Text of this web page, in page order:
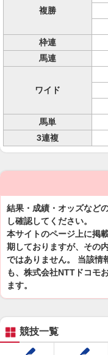
複勝
枠連
馬連
ワイド
馬単
3連複
結果・成績・オッズなど
し確認してください。
本サイトのページ上に掲
期しておりますが、その
ではありません。 当該情
も、株式会社NTTドコモ
ます。
競技一覧